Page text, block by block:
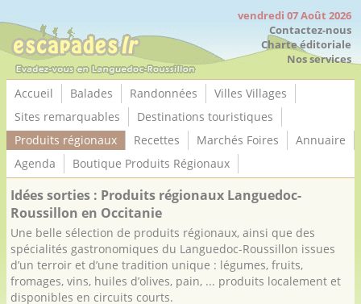
vendredi 07 Août 2026
Contactez-nous
Charte éditoriale
Nos services
Accueil Balades Randonnées
Villes Villages
Sites remarquables
Destinations touristiques
Produits régionaux
Recettes Marchés Foires
Annuaire
Agenda
Boutique Produits Régionaux
Idées sorties : Produits régionaux Languedoc-
Roussillon en Occitanie
Une belle sélection de produits régionaux, ainsi que des
spécialités gastronomiques du Languedoc-Roussillon issues
d’un terroir et d’une tradition unique : légumes, fruits,
fromages, vins, huiles d’olives, pain, ... produits localement et
disponibles en circuits courts.